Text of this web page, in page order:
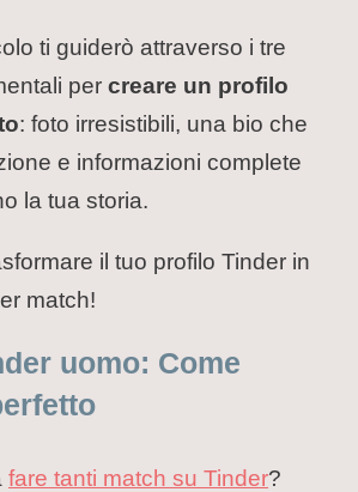
ti guiderò attraverso i tre
per creare un profilo
: foto irresistibili, una bio che
e informazioni complete
la tua storia.
il tuo profilo Tinder in
match!
uomo: Come
fare tanti match su Tinder?